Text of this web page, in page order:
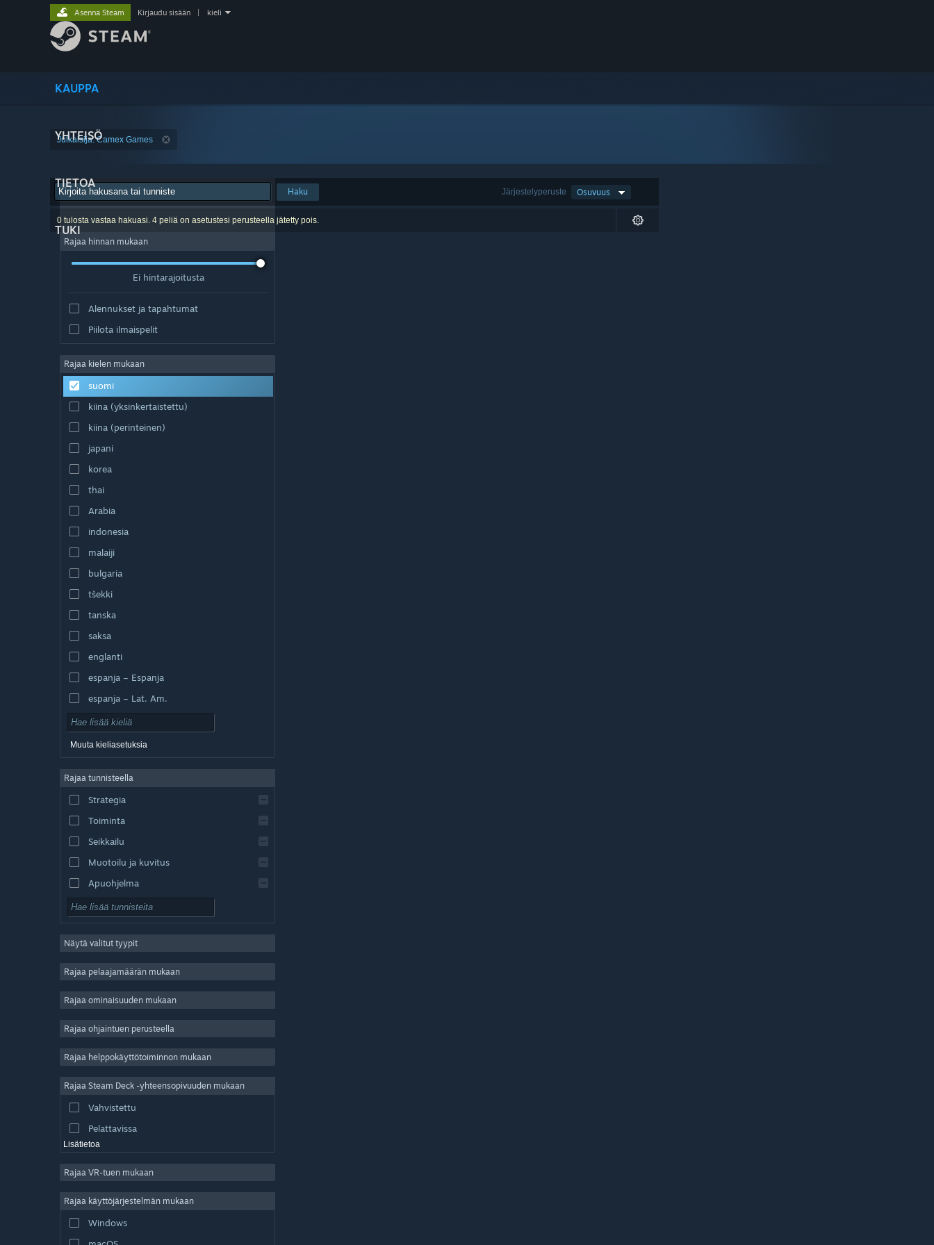
KAUPPA
YHTEISÖ
TIETOA
TUKI
Asenna Steam Kirjaudu sisään kieli
Julkaisija: Camex Games
Järjestelyperuste Osuvuus
Haku
0 tulosta vastaa hakuasi. 4 peliä on asetustesi perusteella jätetty pois.
Rajaa hinnan mukaan
Ei hintarajoitusta
Alennukset ja tapahtumat
Piilota ilmaispelit
Rajaa kielen mukaan
suomi
kiina (yksinkertaistettu)
kiina (perinteinen)
japani
korea
thai
Arabia
indonesia
malaiji
bulgaria
tšekki
tanska
saksa
englanti
espanja – Espanja
espanja – Lat. Am.
Muuta kieliasetuksia
Rajaa tunnisteella
Strategia
Toiminta
Seikkailu
Muotoilu ja kuvitus
Apuohjelma
Pelaa ilmaiseksi
Massiivinen moninpeli
Indie
Simulaatio
Videotuotanto
Kuvankäsittely
Näytä valitut tyypit
Rajaa pelaajamäärän mukaan
Rajaa ominaisuuden mukaan
Rajaa ohjaintuen perusteella
Rajaa helppokäyttötoiminnon mukaan
Rajaa Steam Deck -yhteensopivuuden mukaan
Vahvistettu
Pelattavissa
Lisätietoa
Rajaa VR-tuen mukaan
Rajaa käyttöjärjestelmän mukaan
Windows